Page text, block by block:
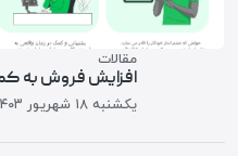
مقالات
افزایش فروش
یکشنبه ۱۸ شهريور ۱۴۰۳